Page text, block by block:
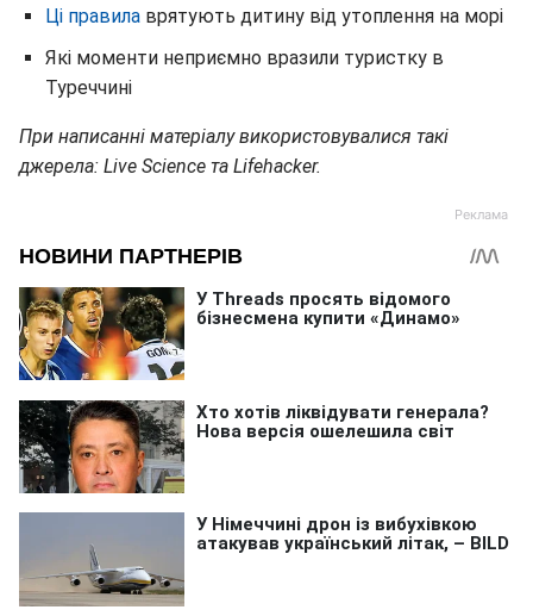
Ці правила врятують дитину від утоплення на морі
Які моменти неприємно вразили туристку в
Туреччині
При написанні матеріалу використовувалися такі
джерела: Live Science та Lifehacker.